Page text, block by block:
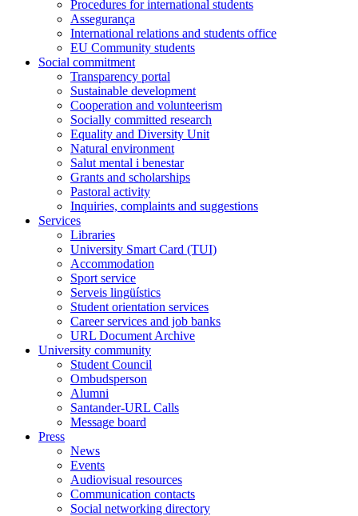
Procedures for international students
Assegurança
International relations and students office
EU Community students
Social commitment
Transparency portal
Sustainable development
Cooperation and volunteerism
Socially committed research
Equality and Diversity Unit
Natural environment
Salut mental i benestar
Grants and scholarships
Pastoral activity
Inquiries, complaints and suggestions
Services
Libraries
University Smart Card (TUI)
Accommodation
Sport service
Serveis lingüístics
Student orientation services
Career services and job banks
URL Document Archive
University community
Student Council
Ombudsperson
Alumni
Santander-URL Calls
Message board
Press
News
Events
Audiovisual resources
Communication contacts
Social networking directory